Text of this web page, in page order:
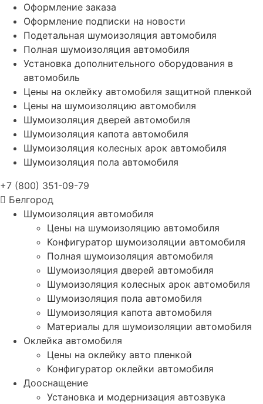
Оформление заказа
Оформление подписки на новости
Подетальная шумоизоляция автомобиля
Полная шумоизоляция автомобиля
Установка дополнительного оборудования в
автомобиль
Цены на оклейку автомобиля защитной пленкой
Цены на шумоизоляцию автомобиля
Шумоизоляция дверей автомобиля
Шумоизоляция капота автомобиля
Шумоизоляция колесных арок автомобиля
Шумоизоляция пола автомобиля
+7 (800) 351-09-79
Белгород
Шумоизоляция автомобиля
Цены на шумоизоляцию автомобиля
Конфигуратор шумоизоляции автомобиля
Полная шумоизоляция автомобиля
Шумоизоляция дверей автомобиля
Шумоизоляция колесных арок автомобиля
Шумоизоляция пола автомобиля
Шумоизоляция капота автомобиля
Материалы для шумоизоляции автомобиля
Оклейка автомобиля
Цены на оклейку авто пленкой
Конфигуратор оклейки автомобиля
Дооснащение
Установка и модернизация автозвука